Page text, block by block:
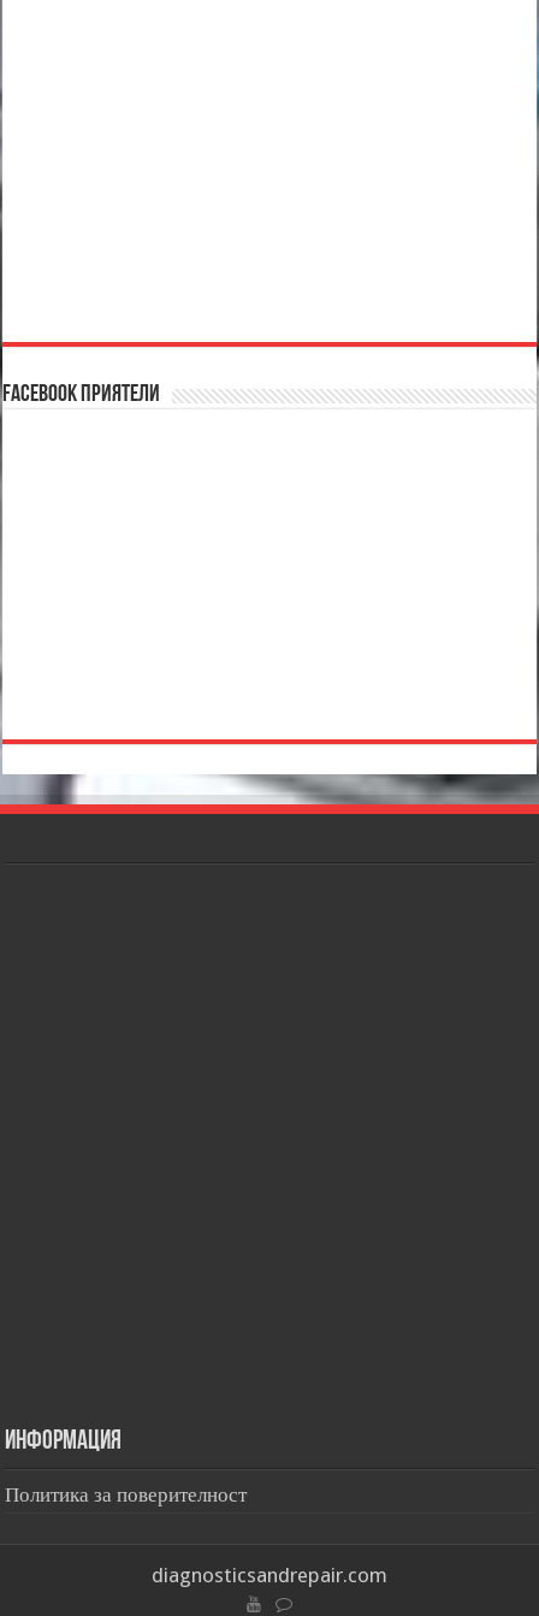
Facebook Приятели
Информация
Политика за поверителност
diagnosticsandrepair.com